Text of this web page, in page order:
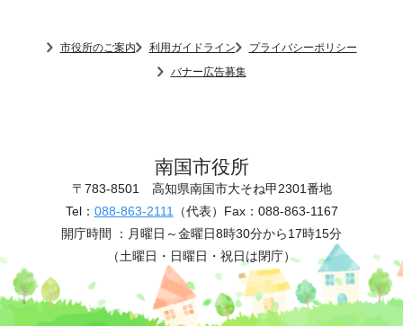
市役所のご案内 利用ガイドライン
プライバシーポリシー
バナー広告募集
南国市役所
〒783-8501 高知県南国市大そね甲2301番地
Tel： 088-863-2111 （代表） Fax：088-863-1167
開庁時間 ： 月曜日～金曜日8時30分から17時15分
（土曜日・日曜日・祝日は閉庁）